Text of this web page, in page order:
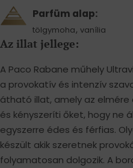
Parfüm alap:
tölgymoha, vanília
Az illat jellege:
A Paco Rabane műhely
a provokatív és intenzív
átható illat, amely az
és kényszeríti őket, hogy ne
egyszerre édes és férfias.
készült akik szeretnek
folyamatosan dolgozik. A